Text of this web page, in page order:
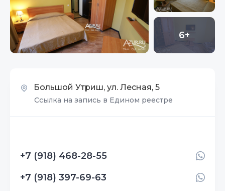
6+
Большой Утриш, ул. Лесная, 5
Ссылка на запись в Едином реестре
+7 (918) 468-28-55
+7 (918) 397-69-63